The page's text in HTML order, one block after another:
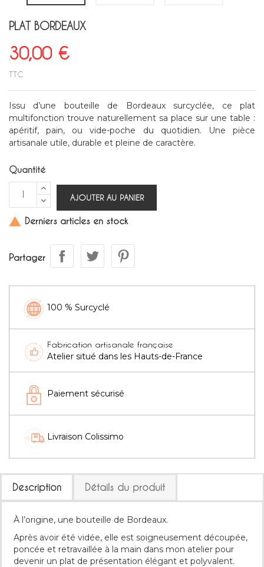
PLAT BORDEAUX
30,00 €
TTC
Issu d’une bouteille de Bordeaux surcyclée, ce plat
multifonction trouve naturellement sa place sur une table :
apéritif, pain, ou vide-poche du quotidien. Une pièce
artisanale utile, durable et pleine de caractère.
Quantité
AJOUTER AU PANIER
 Derniers articles en stock
Partager
100 % Surcyclé
Fabrication artisanale française
Atelier situé dans les Hauts-de-France
Paiement sécurisé
Livraison Colissimo
Description Détails du produit
À l’origine, une bouteille de Bordeaux.
Après avoir été vidée, elle est soigneusement découpée,
poncée et retravaillée à la main dans mon atelier pour
devenir un plat de présentation élégant et polyvalent.